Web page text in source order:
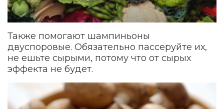
Также помогают шампиньоны
двуспоровые. Обязательно пассеруйте их,
не ешьте сырыми, потому что от сырых
эффекта не будет.